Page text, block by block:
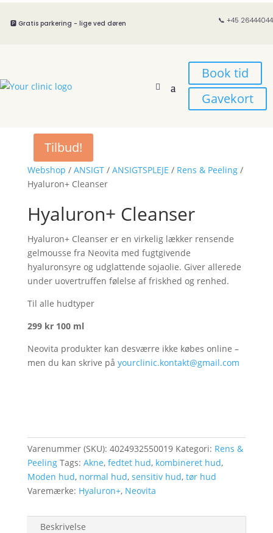
🅿️ Gratis parkering - lige ved døren 📞 +45 26444044
Book tid
Gavekort
Webshop / ANSIGT/ ANSIGTSPLEJE / Rens & Peeling/
Hyaluron+ Cleanser
Hyaluron+ Cleanser
Hyaluron+ Cleanser er en virkelig lækker rensende
gelmousse fra Neovita med fugtgivende
hyaluronsyre og udglattende sojaolie. Giver allerede
under uovertruffen følelse af friskhed og renhed.
Til alle hudtyper
299 kr 100 ml
Neovita produkter kan desværre ikke købes online –
men du kan skrive på yourclinic.kontakt@gmail.com
Varenummer (SKU): 4024932550019 Kategori: Rens &
Peeling Tags: Akne, fedtet hud, kombineret hud,
Moden hud, normal hud, sensitiv hud, tør hud
Varemærke: Hyaluron+, Neovita
Beskrivelse
Tilbud!